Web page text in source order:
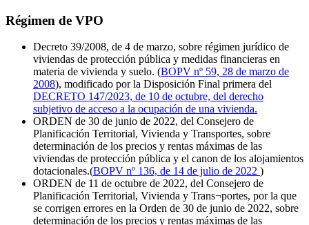
Régimen de VPO
Decreto 39/2008, de 4 de marzo, sobre régimen jurídico de
viviendas de protección pública y medidas financieras en
materia de vivienda y suelo. (BOPV nº 59, 28 de marzo de
2008), modificado por la Disposición Final primera del
DECRETO 147/2023, de 10 de octubre, del derecho
subjetivo de acceso a la ocupación de una vivienda.
ORDEN de 30 de junio de 2022, del Consejero de
Planificación Territorial, Vivienda y Transportes, sobre
determinación de los precios y rentas máximas de las
viviendas de protección pública y el canon de los alojamientos
dotacionales.(BOPV nº 136, de 14 de julio de 2022 )
ORDEN de 11 de octubre de 2022, del Consejero de
Planificación Territorial, Vivienda y Trans¬portes, por la que
se corrigen errores en la Orden de 30 de junio de 2022, sobre
determinación de los precios y rentas máximas de las